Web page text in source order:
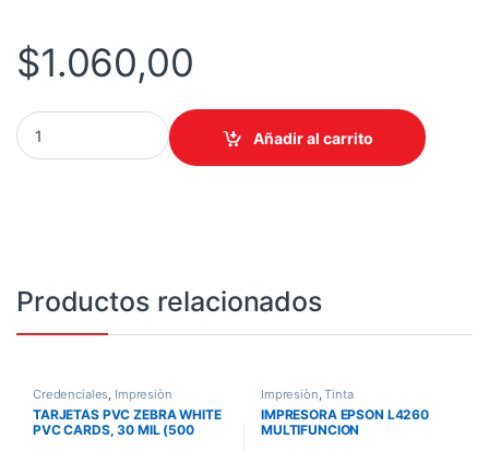
$1.060,00
IMPRESORA HP LASERJET ENTERPRISE M480F MFP COLOR
Añadir al carrito
Productos relacionados
Credenciales, Impresiòn
TARJETAS PVC ZEBRA WHITE
PVC CARDS, 30 MIL (500
Impresiòn,Tinta
IMPRESORA EPSON L4260
MULTIFUNCION